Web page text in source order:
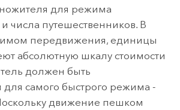
для режима
числа путешественников. В
передвижения, единицы
абсолютную шкалу стоимости
должен быть
самого быстрого режима -
движение пешком